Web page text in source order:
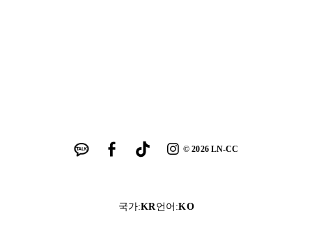
©2026LN-CC
국가:KR 언어 :KO